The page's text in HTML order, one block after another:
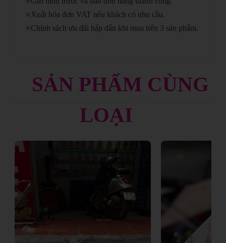
⭐Xuất hóa đơn VAT nếu khách có nhu cầu.
⭐Chính sách ưu đãi hấp dẫn khi mua trên 3 sản phẩm.
SẢN PHẨM CÙNG
LOẠI